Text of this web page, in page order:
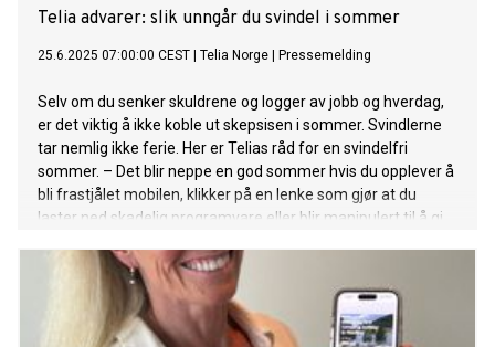
Telia advarer: slik unngår du svindel i sommer
25.6.2025 07:00:00 CEST Telia Norge Pressemelding
Selv om du senker skuldrene og logger av jobb og hverdag,
er det viktig å ikke koble ut skepsisen i sommer. Svindlerne
tar nemlig ikke ferie. Her er Telias råd for en svindelfri
sommer. – Det blir neppe en god sommer hvis du opplever å
bli frastjålet mobilen, klikker på en lenke som gjør at du
laster ned skadelig programvare eller blir manipulert til å gi
svindelekspert i Telia Norge. Svindlere og tyver utnytter
feriemodusen blant nordmenn som har guarden nede og lar
humla suse. For selv om Telias svindelsperreløsninger for
både samtaler og meldinger fungerer godt og jobber på